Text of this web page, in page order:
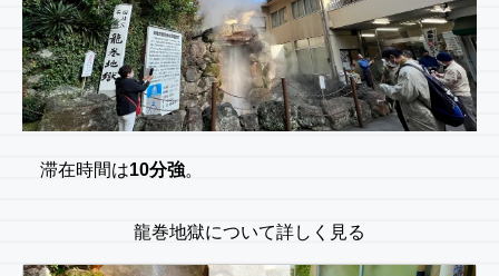
滞在時間は10分強。
龍巻地獄について詳しく見る